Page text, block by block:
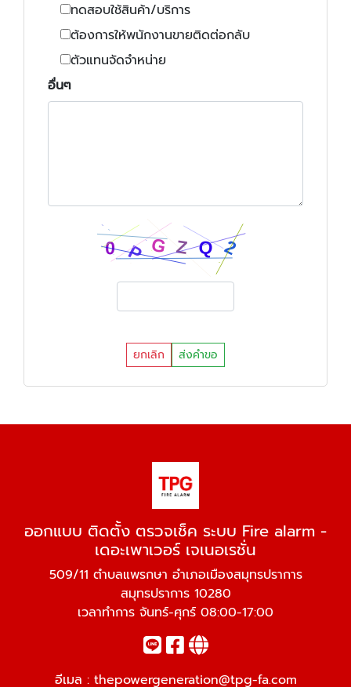
ทดสอบใช้สินค้า/บริการ
ต้องการให้พนักงานขายติดต่อกลับ
ตัวแทนจัดจำหน่าย
อื่นๆ
ยกเลิก ส่งคำขอ
ออกแบบ ติดตั้ง ตรวจเช็ค ระบบ Fire alarm -
เดอะเพาเวอร์ เจเนอเรชั่น
509/11 ตำบลแพรกษา อำเภอเมืองสมุทรปราการ
สมุทรปราการ 10280
เวลาทำการ จันทร์-ศุกร์ 08:00-17:00
อีเมล : thepowergeneration@tpg-fa.com